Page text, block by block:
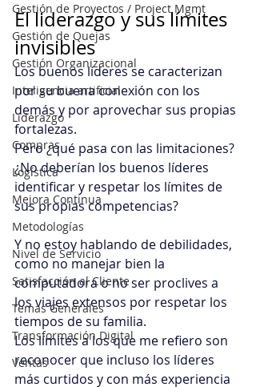
Gestión de Proyectos / Project Mgmt
Gestión de Quejas
Gestión Organizacional
Inteligencia artificial
Liderazgo
Compras
Logística
Mejora Continua
Metodologías
Nivel de Servicio
Satisfacción al Cliente
Temas Generales
Transformación Digital
Ventas
El liderazgo y sus límites
invisibles
Los buenos líderes se caracterizan
por su buena conexión con los
demás y por aprovechar sus propias
fortalezas.
Pero ¿qué pasa con las limitaciones?
¿No deberían los buenos líderes
identificar y respetar los límites de
sus propias competencias?
Y no estoy hablando de debilidades,
como no manejar bien la
computadora o no ser proclives a
los viajes extensos por respetar los
tiempos de su familia.
Los límites a los que me refiero son
reconocer que incluso los líderes
más curtidos y con más experiencia